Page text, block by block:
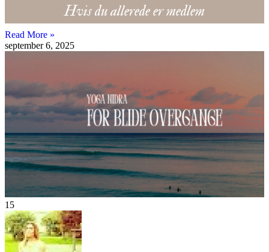
Hvis du allerede er medlem
Read More »
september 6, 2025
15